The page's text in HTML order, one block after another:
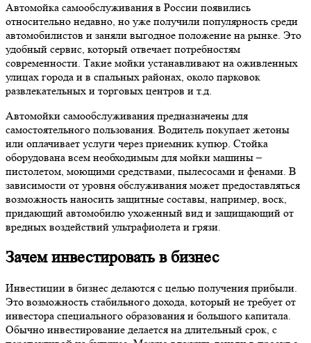
Автомойка самообслуживания в России появились
относительно недавно, но уже получили популярность среди
автомобилистов и заняли выгодное положение на рынке. Это
удобный сервис, который отвечает потребностям
современности. Такие мойки устанавливают на оживленных
улицах города и в спальных районах, около парковок
развлекательных и торговых центров и т.д.
Автомойки самообслуживания предназначены для
самостоятельного пользования. Водитель покупает жетоны
или оплачивает услуги через приемник купюр. Стойка
оборудована всем необходимым для мойки машины –
пистолетом, моющими средствами, пылесосами и фенами. В
зависимости от уровня обслуживания может предоставляться
возможность наносить защитные составы, например, воск,
придающий автомобилю ухоженный вид и защищающий от
вредных воздействий ультрафиолета и грязи.
Зачем инвестировать в бизнес
Инвестиции в бизнес делаются с целью получения прибыли.
Это возможность стабильного дохода, который не требует от
инвестора специального образования и большого капитала.
Обычно инвестирование делается на длительный срок, с